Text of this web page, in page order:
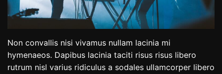
Non convallis nisi vivamus nullam lacinia mi
hymenaeos. Dapibus lacinia taciti risus risus libero
rutrum nisl varius ridiculus a sodales ullamcorper libero